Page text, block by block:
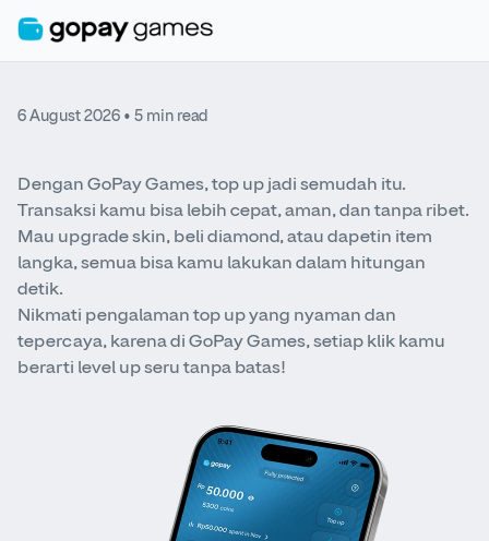
6 August 2026 • 5 min read
Dengan GoPay Games, top up jadi semudah itu.
Transaksi kamu bisa lebih cepat, aman, dan tanpa ribet.
Mau upgrade skin, beli diamond, atau dapetin item
langka, semua bisa kamu lakukan dalam hitungan
detik.
Nikmati pengalaman top up yang nyaman dan
tepercaya, karena di GoPay Games, setiap klik kamu
berarti level up seru tanpa batas!